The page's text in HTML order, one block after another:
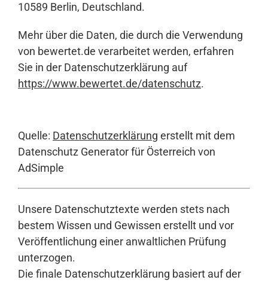
10589 Berlin, Deutschland.
Mehr über die Daten, die durch die Verwendung
von bewertet.de verarbeitet werden, erfahren
Sie in der Datenschutzerklärung auf
https://www.bewertet.de/datenschutz.
Quelle: Datenschutzerklärung erstellt mit dem
Datenschutz Generator für Österreich von
AdSimple
Unsere Datenschutztexte werden stets nach
bestem Wissen und Gewissen erstellt und vor
Veröffentlichung einer anwaltlichen Prüfung
unterzogen.
Die finale Datenschutzerklärung basiert auf der